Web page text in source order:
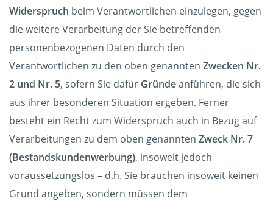
Widerspruch beim Verantwortlichen einzulegen, gegen
die weitere Verarbeitung der Sie betreffenden
personenbezogenen Daten durch den
Verantwortlichen zu den oben genannten Zwecken Nr.
2 und Nr. 5, sofern Sie dafür Gründeanführen, die sich
aus ihrer besonderen Situation ergeben. Ferner
besteht ein Recht zum Widerspruch auch in Bezug auf
Verarbeitungen zu dem oben genannten Zweck Nr. 7
(Bestandskundenwerbung), insoweit jedoch
voraussetzungslos – d.h. Sie brauchen insoweit keinen
Grund angeben, sondern müssen dem